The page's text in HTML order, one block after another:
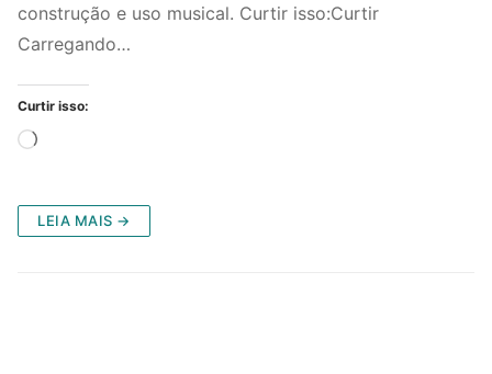
construção e uso musical. Curtir isso:Curtir
Carregando…
Curtir isso:
Carregando...
LEIA MAIS →